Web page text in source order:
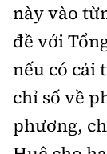
này vào
đề với
nếu có cải
chỉ số về
phương,